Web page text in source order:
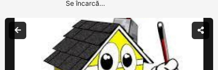
Se încarcă...